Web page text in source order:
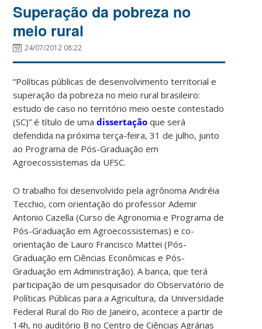
Superação da pobreza no
meio rural
24/07/2012 08:22
“Políticas públicas de desenvolvimento territorial e
superação da pobreza no meio rural brasileiro:
estudo de caso no território meio oeste contestado
(SC)” é título de umadissertação que será
defendida na próxima terça-feira, 31 de julho, junto
ao Programa de Pós-Graduação em
Agroecossistemas da UFSC.
O trabalho foi desenvolvido pela agrônoma Andréia
Tecchio, com orientação do professor Ademir
Antonio Cazella (Curso de Agronomia e Programa de
Pós-Graduação em Agroecossistemas) e co-
orientação de Lauro Francisco Mattei (Pós-
Graduação em Ciências Econômicas e Pós-
Graduação em Administração). A banca, que terá
participação de um pesquisador do Observatório de
Políticas Públicas para a Agricultura, da Universidade
Federal Rural do Rio de Janeiro, acontece a partir de
14h, no auditório B no Centro de Ciências Agrárias